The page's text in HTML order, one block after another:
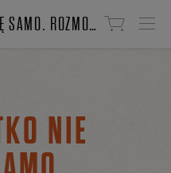
TO WSZYSTKO NIE ROBI SIĘ SAMO. ROZMOWY NA ZAPLECZU KULTURY
NIE